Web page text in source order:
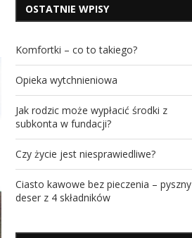
OSTATNIE WPISY
Komfortki – co to takiego?
Opieka wytchnieniowa
Jak rodzic może wypłacić środki z
subkonta w fundacji?
Czy życie jest niesprawiedliwe?
Ciasto kawowe bez pieczenia – pyszny
deser z 4 składników